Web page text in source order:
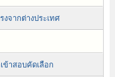
จากต่างประเทศ
าสอบคัดเลือก